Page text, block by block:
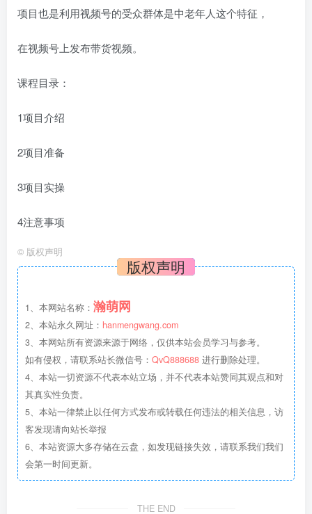
项目也是利用视频号的受众群体是中老年人这个特征，
在视频号上发布带货视频。
课程目录：
1项目介绍
2项目准备
3项目实操
4注意事项
© 版权声明
版权声明
1、本网站名称： 瀚萌网
2、本站永久网址： hanmengwang.com
3、本网站所有资源来源于网络，仅供本站会员学习与参考。
如有侵权，请联系站长微信号： QvQ888688 进行删除处理。
4、本站一切资源不代表本站立场，并不代表本站赞同其观点和对
其真实性负责。
5、本站一律禁止以任何方式发布或转载任何违法的相关信息，访
客发现请向站长举报
6、本站资源大多存储在云盘，如发现链接失效，请联系我们我们
会第一时间更新。
THE END